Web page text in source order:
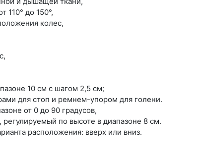
110° до 150°,
колес,
10 см с шагом 2,5 см;
для стоп и ремнем-упором для голени.
от 0 до 90 градусов,
по высоте в диапазоне 8 см.
расположения: вверх или вниз.